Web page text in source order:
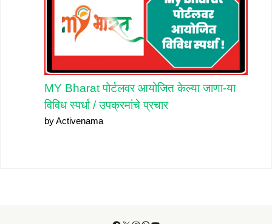
MY Bharat पोर्टलवर आयोजित केल्या जाणा-या
विविध स्पर्धा / उपक्रमांचे प्रचार
by Activenama